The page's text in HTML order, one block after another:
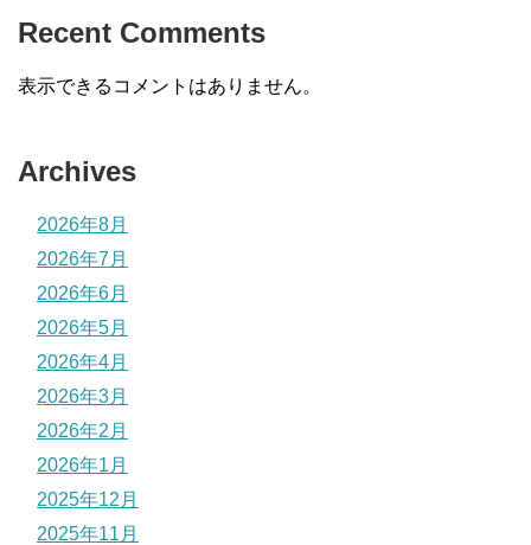
Recent Comments
表示できるコメントはありません。
Archives
2026年8月
2026年7月
2026年6月
2026年5月
2026年4月
2026年3月
2026年2月
2026年1月
2025年12月
2025年11月